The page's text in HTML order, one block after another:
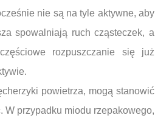
nie są na tyle aktywne, aby
spowalniają ruch cząsteczek, a
rozpuszczanie się już
powietrza, mogą stanowić
W przypadku miodu rzepakowego,